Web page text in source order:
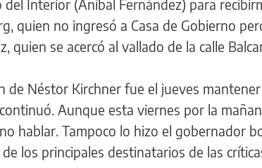
Interior (Aníbal Fernández) para
quien no ingresó a Casa de Gobierno
quien se acercó al vallado de la calle
de Néstor Kirchner fue el jueves
Aunque esta viernes por la
hablar. Tampoco lo hizo el gobernador
los principales destinatarios de las